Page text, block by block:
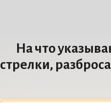
На что
стрелки,